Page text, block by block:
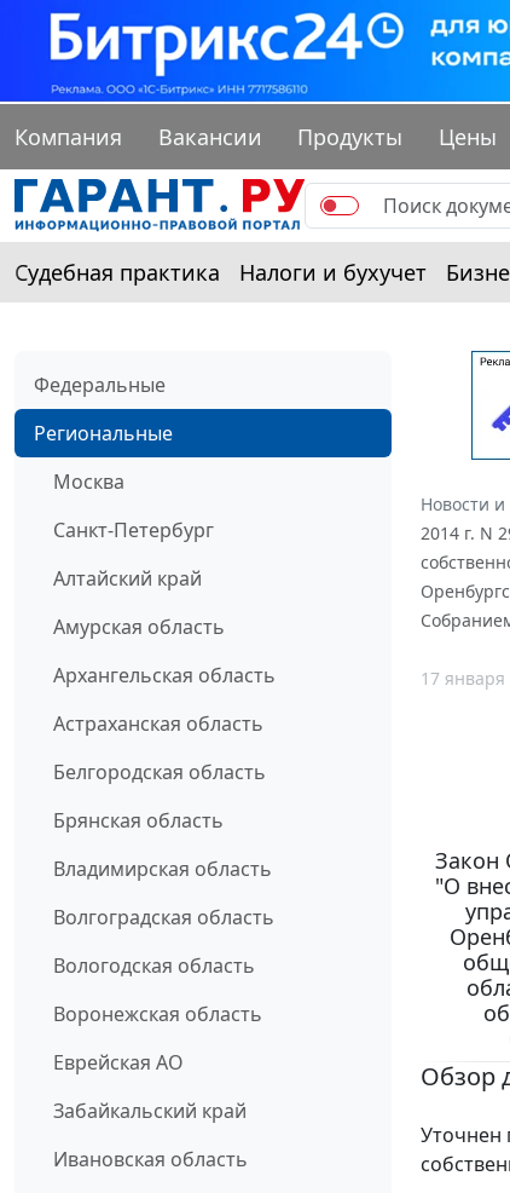
Компания Вакансии Продукты Цены
Судебная практика Налоги и бухучет
Федеральные
Региональные
Москва
Санкт-Петербург
Алтайский край
Амурская область
Архангельская область
Астраханская область
Белгородская область
Брянская область
Владимирская область
Волгоградская область
Вологодская область
Воронежская область
Еврейская АО
Забайкальский край
Ивановская область
Новости и
2014 г. N
17 января
Закон
"О
Обзор
Уточнен